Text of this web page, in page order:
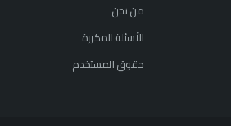
من نحن
الأسئلة المكررة
حقوق المستخدم